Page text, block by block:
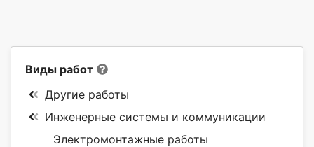
Виды работ
Другие работы
Инженерные системы и коммуникации
Электромонтажные работы